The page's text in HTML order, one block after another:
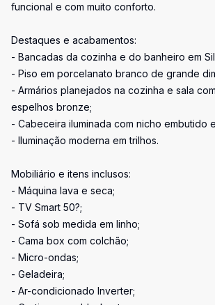
funcional e com muito conforto.
Destaques e acabamentos:
- Bancadas da cozinha e do banheiro em
- Piso em porcelanato branco de grande
- Armários planejados na cozinha e sala
espelhos bronze;
- Cabeceira iluminada com nicho embutido
- Iluminação moderna em trilhos.
Mobiliário e itens inclusos:
- Máquina lava e seca;
- TV Smart 50?;
- Sofá sob medida em linho;
- Cama box com colchão;
- Micro-ondas;
- Geladeira;
- Ar-condicionado Inverter;